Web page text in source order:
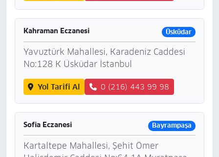
Kahraman Eczanesi Üsküdar
Yavuztürk Mahallesi, Karadeniz Caddesi
No:128 K Üsküdar İstanbul
Yol Tarifi Al 0 (216) 443 99 98
Sofia Eczanesi Bayrampaşa
Kartaltepe Mahallesi, Şehit Ömer